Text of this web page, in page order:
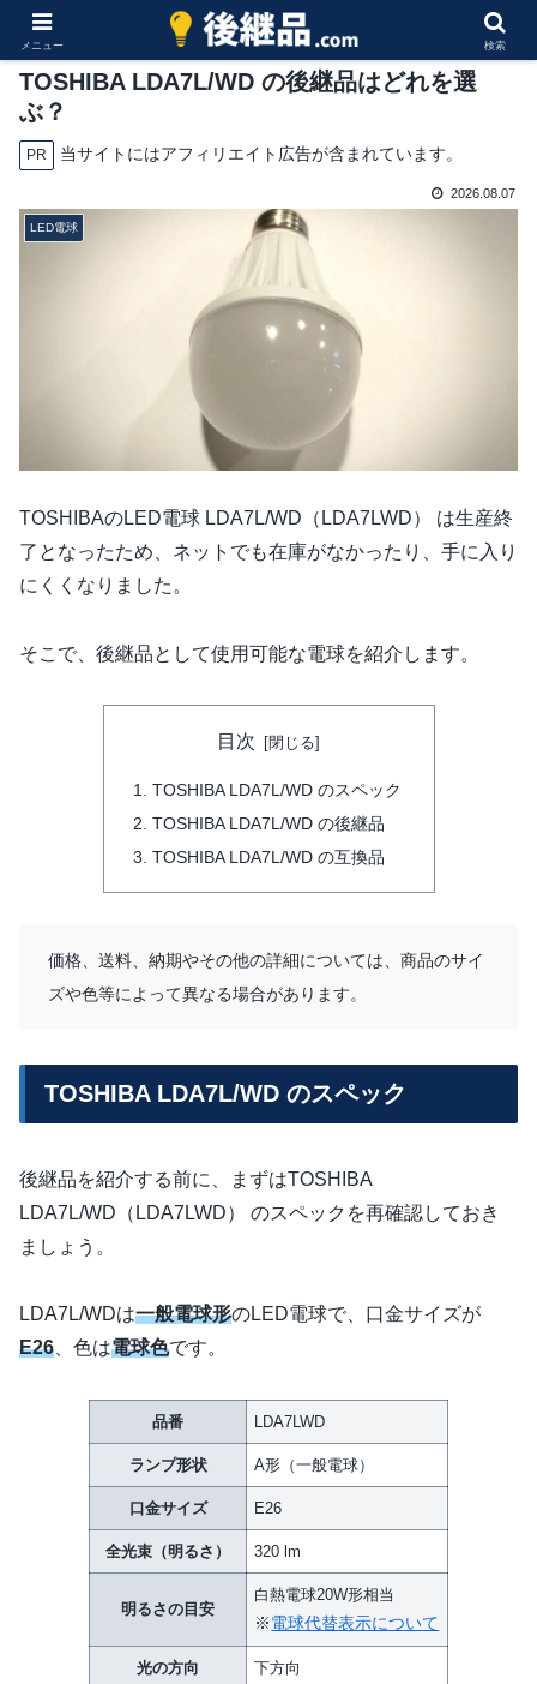
TOSHIBA LDA7L/WD の後継品はどれを選
ぶ？
PR 当サイトにはアフィリエイト広告が含まれています。
2026.08.07
LED電球
TOSHIBAのLED電球 LDA7L/WD（LDA7LWD） は生産終
了となったため、ネットでも在庫がなかったり、手に入り
にくくなりました。
そこで、後継品として使用可能な電球を紹介します。
目次
TOSHIBA LDA7L/WD のスペック
TOSHIBA LDA7L/WD の後継品
TOSHIBA LDA7L/WD の互換品
価格、送料、納期やその他の詳細については、商品のサイ
ズや色等によって異なる場合があります。
TOSHIBA LDA7L/WD のスペック
後継品を紹介する前に、まずはTOSHIBA
LDA7L/WD（LDA7LWD） のスペックを再確認しておき
ましょう。
LDA7L/WDは一般電球形のLED電球で、口金サイズが
E26 、色は電球色です。
品番 LDA7LWD
ランプ形状 A形（一般電球）
口金サイズ E26
全光束（明るさ） 320 lm
明るさの目安
白熱電球20W形相当
※電球代替表示について
光の方向 下方向
メニュー 検索